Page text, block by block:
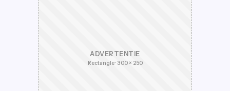
ADVERTENTIE
Rectangle · 300 × 250